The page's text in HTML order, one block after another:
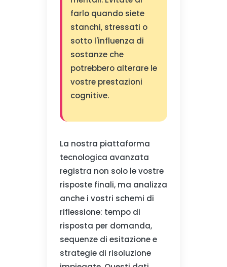
farlo quando siete
stanchi, stressati o
sotto l'influenza di
sostanze che
potrebbero alterare le
vostre prestazioni
cognitive.
La nostra piattaforma
tecnologica avanzata
registra non solo le vostre
risposte finali, ma analizza
anche i vostri schemi di
riflessione: tempo di
risposta per domanda,
sequenze di esitazione e
strategie di risoluzione